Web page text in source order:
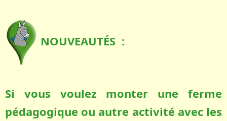
NOUVEAUTÉS :
Si vous voulez monter une ferme
pédagogique ou autre activité avec les